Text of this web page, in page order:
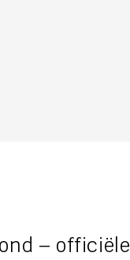
– officiële